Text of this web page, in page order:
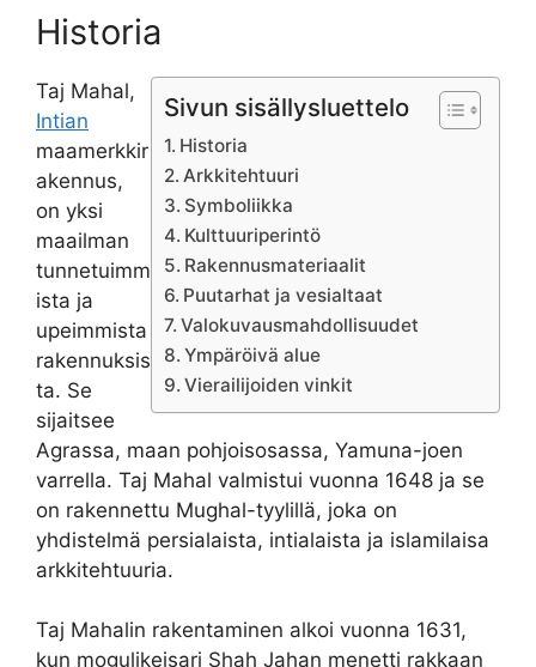
Historia
Sivun sisällysluettelo
Historia
Arkkitehtuuri
Symboliikka
Kulttuuriperintö
Rakennusmateriaalit
Puutarhat ja vesialtaat
Valokuvausmahdollisuudet
Ympäröivä alue
Vierailijoiden vinkit
Taj Mahal,
Intian
maamerkkir
akennus,
on yksi
maailman
tunnetuimm
ista ja
upeimmista
rakennuksis
ta. Se
sijaitsee
Agrassa, maan pohjoisosassa, Yamuna-joen
varrella. Taj Mahal valmistui vuonna 1648 ja se
on rakennettu Mughal-tyylillä, joka on
yhdistelmä persialaista, intialaista ja islamilaisa
arkkitehtuuria.
Taj Mahalin rakentaminen alkoi vuonna 1631,
kun mogulikeisari Shah Jahan menetti rakkaan